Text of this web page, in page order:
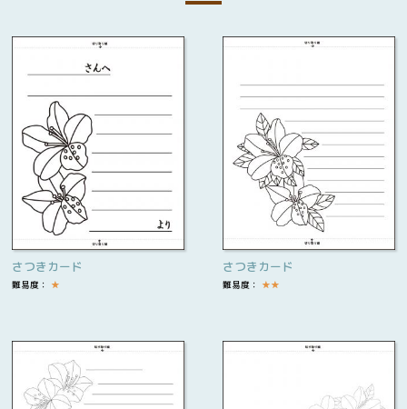
さつきカード
難易度： ★
さつきカード
難易度： ★★